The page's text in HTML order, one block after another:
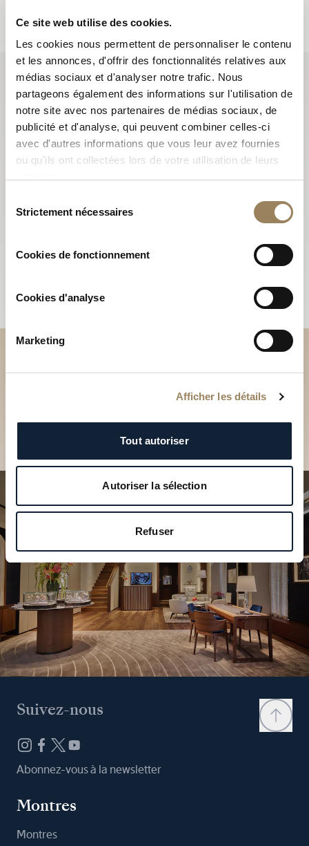
Ce site web utilise des cookies.
Les cookies nous permettent de personnaliser le contenu
et les annonces, d'offrir des fonctionnalités relatives aux
médias sociaux et d'analyser notre trafic. Nous
partageons également des informations sur l'utilisation de
notre site avec nos partenaires de médias sociaux, de
publicité et d'analyse, qui peuvent combiner celles-ci
avec d'autres informations que vous leur avez fournies
ou qu'ils ont collectées lors de votre utilisation de leurs
duStrictement nécessaires
Cookies de fonctionnement
Cookies d'analyse
Marketing
Afficher les détails
Tout autoriser
Autoriser la sélection
Refuser
Découvrez nos collections
en Boutique
Trouver une Boutique
Suivez-nous
Abonnez-vous à la newsletter
Montres
Montres